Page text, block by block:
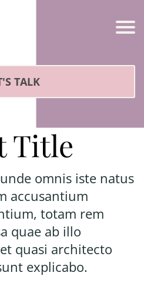
TALK
Title
omnis iste natus
accusantium
totam rem
quae ab illo
quasi architecto
explicabo.